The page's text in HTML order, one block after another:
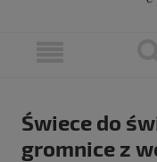
Świece do
gromnice z